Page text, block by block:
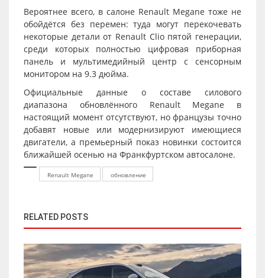
Вероятнее всего, в салоне Renault Megane тоже не
обойдётся без перемен: туда могут перекочевать
некоторые детали от Renault Clio пятой генерации,
среди которых полностью цифровая приборная
панель и мультимедийный центр с сенсорным
монитором на 9.3 дюйма.
Официальные данные о составе силового
диапазона обновлённого Renault Megane в
настоящий момент отсутствуют, но французы точно
добавят новые или модернизируют имеющиеся
двигатели, а премьерный показ новинки состоится
ближайшей осенью на Франкфуртском автосалоне.
Renault Megane обновление
RELATED POSTS